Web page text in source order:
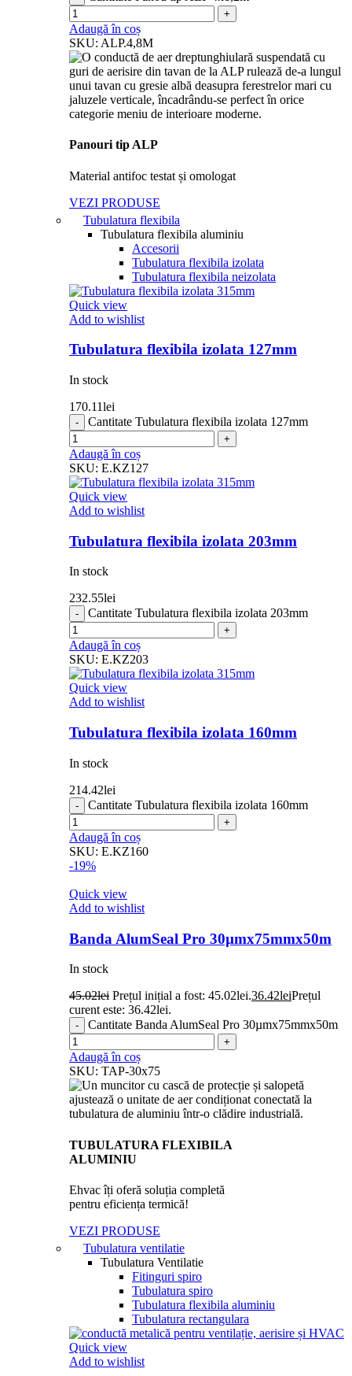
Adaugă în coș
SKU: ALP.4,8M
Panouri tip ALP
Material antifoc testat și omologat
VEZI PRODUSE
Tubulatura flexibila
Tubulatura flexibila aluminiu
Accesorii
Tubulatura flexibila izolata
Tubulatura flexibila neizolata
Quick view
Add to wishlist
Tubulatura flexibila izolata 127mm
In stock
170.11lei
Cantitate Tubulatura flexibila izolata 127mm
Adaugă în coș
SKU: E.KZ127
Quick view
Add to wishlist
Tubulatura flexibila izolata 203mm
In stock
232.55lei
Cantitate Tubulatura flexibila izolata 203mm
Adaugă în coș
SKU: E.KZ203
Quick view
Add to wishlist
Tubulatura flexibila izolata 160mm
In stock
214.42lei
Cantitate Tubulatura flexibila izolata 160mm
Adaugă în coș
SKU: E.KZ160
-19%
Quick view
Add to wishlist
Banda AlumSeal Pro 30µmx75mmx50m
In stock
45.02lei Prețul inițial a fost: 45.02lei.36.42leiPrețul
curent este: 36.42lei.
Cantitate Banda AlumSeal Pro 30µmx75mmx50m
Adaugă în coș
SKU: TAP-30x75
TUBULATURA FLEXIBILA
ALUMINIU
Ehvac îți oferă soluția completă
pentru eficiența termică!
VEZI PRODUSE
Tubulatura ventilatie
Tubulatura Ventilatie
Fitinguri spiro
Tubulatura spiro
Tubulatura flexibila aluminiu
Tubulatura rectangulara
Quick view
Add to wishlist